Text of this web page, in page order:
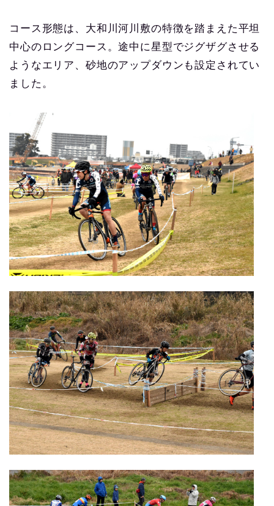
コース形態は、大和川河川敷の特徴を踏まえた平坦
中心のロングコース。途中に星型でジグザグさせる
ようなエリア、砂地のアップダウンも設定されてい
ました。